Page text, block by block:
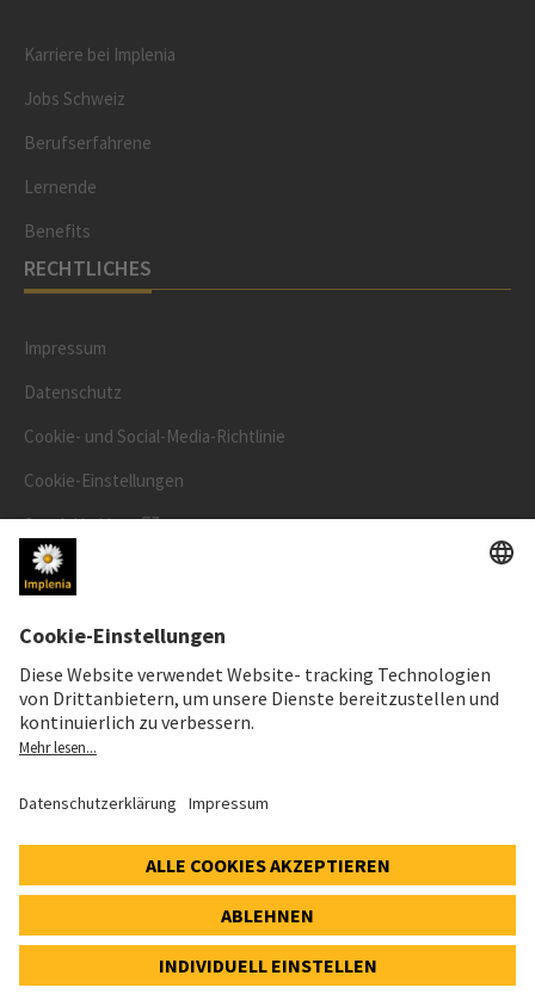
Karriere bei Implenia
Jobs Schweiz
Berufserfahrene
Lernende
Benefits
RECHTLICHES
Impressum
Datenschutz
Cookie- und Social-Media-Richtlinie
Cookie-Einstellungen
Speak Up Line
AKTIENKURS
SWX: Implenia AG
ISIN: CH0023868554
62,70 CHF
-0,50 CHF (-0,79%)
Details
© 2026 Implenia AG